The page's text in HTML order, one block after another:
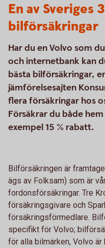
En av Sveriges
bilförsäkringar
Har du en Volvo som
och internetbank kan
bästa bilförsäkringar,
jämförelsesajten
flera försäkringar hos
Försäkrar du både
exempel 15 % rabatt.
Bilförsäkringen är
ägs av Folksam) som är
fordonsförsäkringar. Tre
försäkringsgivare och
försäkringsförmedlare.
specifikt för Volvo;
för alla bilmärken, Volvo är